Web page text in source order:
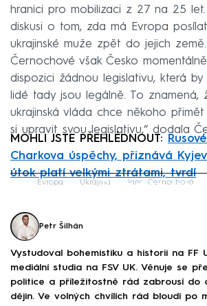
hranici pro mobilizaci z 27 na 25 let.
diskusi o tom, zda má Evropa
ukrajinské muže zpět do jejich
Černochové však Česko
dispozici žádnou legislativu, která by
lidé tady jsou legálně. To znamená,
ukrajinská vláda chce někoho
si upravit svou legislativu,“ dodala
MOHLI JSTE PŘEHLÉDNOUT:
Charkova úspěchy, přiznává
útok platí velkými ztrátami, tvrdí
Failed to fetch
Evropa Ukrajina Jana Černochová
Petr Šilhán
Vystudoval bohemistiku a historii na FF
mediální studia na FSV UK. Věnuje se
politice a příležitostně rád zabrousí do
dějin. Ve volných chvílích rád bloudí po